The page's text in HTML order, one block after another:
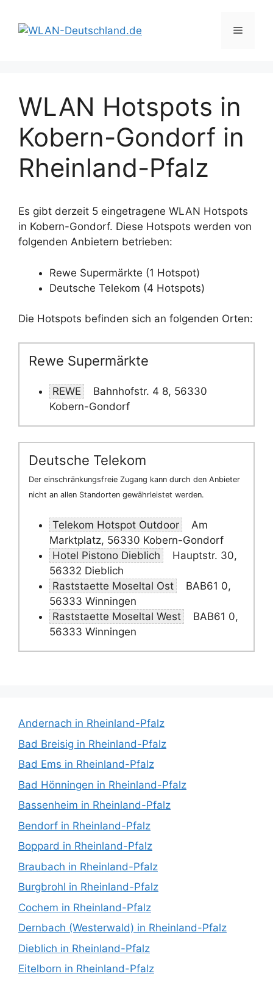
Inhalt
springen
Menü
WLAN Hotspots in
Kobern-Gondorf in
Rheinland-Pfalz
Es gibt derzeit 5 eingetragene WLAN Hotspots
in Kobern-Gondorf. Diese Hotspots werden von
folgenden Anbietern betrieben:
Rewe Supermärkte (1 Hotspot)
Deutsche Telekom (4 Hotspots)
Die Hotspots befinden sich an folgenden Orten:
Rewe Supermärkte
REWE
Bahnhofstr. 4 8, 56330
Kobern-Gondorf
Deutsche Telekom
Der einschränkungsfreie Zugang kann durch den Anbieter
nicht an allen Standorten gewährleistet werden.
Telekom Hotspot Outdoor
Am
Marktplatz, 56330 Kobern-Gondorf
Hotel Pistono Dieblich
Hauptstr. 30,
56332 Dieblich
Raststaette Moseltal Ost
BAB61 0,
56333 Winningen
Raststaette Moseltal West
BAB61 0,
56333 Winningen
Andernach in Rheinland-Pfalz
Bad Breisig in Rheinland-Pfalz
Bad Ems in Rheinland-Pfalz
Bad Hönningen in Rheinland-Pfalz
Bassenheim in Rheinland-Pfalz
Bendorf in Rheinland-Pfalz
Boppard in Rheinland-Pfalz
Braubach in Rheinland-Pfalz
Burgbrohl in Rheinland-Pfalz
Cochem in Rheinland-Pfalz
Dernbach (Westerwald) in Rheinland-Pfalz
Dieblich in Rheinland-Pfalz
Eitelborn in Rheinland-Pfalz